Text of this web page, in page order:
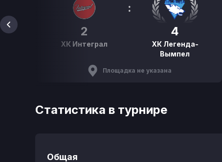
2
ХК Интеграл
:
4
ХК Легенда-
Вымпел
Площадка не указана
Статистика в турнире
Общая